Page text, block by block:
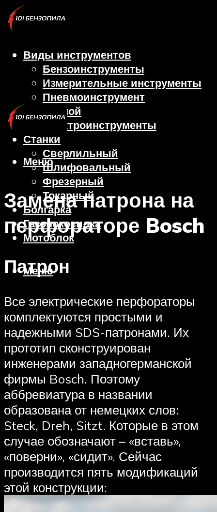
Виды инструментов
Бензоинструменты
Измерительные инструменты
Пневмоинструмент
Ручной
Электроинструменты
Станки
Сверлильный
Шлифовальный
Фрезерный
Токарный
Болгарка
Газонокосилка
Мотоблок
Меню
Меню
Замена патрона на
перфораторе Bosch
Патрон
Все электрические перфораторы
комплектуются простыми и
надежными SDS-патронами. Их
прототип сконструирован
инженерами западногерманской
фирмы Bosch. Поэтому
аббревиатура в названии
образована от немецких слов:
Steck, Dreh, Sitzt. Которые в этом
случае обозначают – «вставь»,
«поверни», «сидит». Сейчас
производится пять модификаций
этой конструкции: